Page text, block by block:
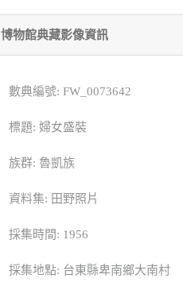
博物館典藏影像資訊
數典編號: FW_0073642
標題: 婦女盛裝
族群: 魯凱族
資料集: 田野照片
採集時間: 1956
採集地點: 台東縣卑南鄉大南村